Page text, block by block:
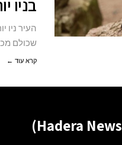
בניו
העיר ניו
שכולם
קרא עוד ←